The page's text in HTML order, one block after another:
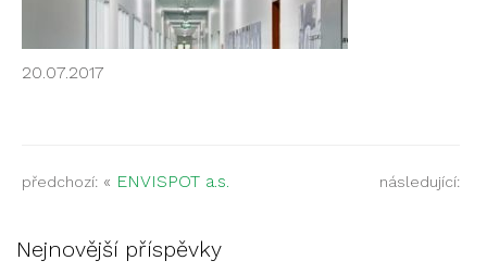
20.07.2017
předchozí: « ENVISPOT a.s. následující:
Nejnovější příspěvky